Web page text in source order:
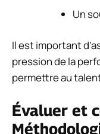
Un
Il est important
pression de la
permettre au
Évaluer et